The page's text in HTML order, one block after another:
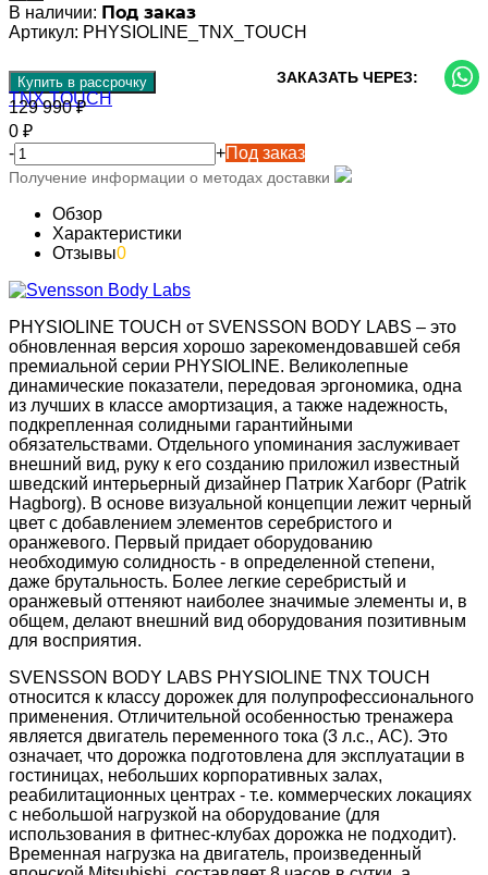
В наличии: Под заказ
Артикул: PHYSIOLINE_TNX_TOUCH
Купить в рассрочку ЗАКАЗАТЬ ЧЕРЕЗ:
129 990₽
0 ₽
-
+Под заказ
Получение информации о методах доставки
Обзор
Характеристики
Отзывы0
PHYSIOLINE TOUCH от SVENSSON BODY LABS – это
обновленная версия хорошо зарекомендовавшей себя
премиальной серии PHYSIOLINE. Великолепные
динамические показатели, передовая эргономика, одна
из лучших в классе амортизация, а также надежность,
подкрепленная солидными гарантийными
обязательствами. Отдельного упоминания заслуживает
внешний вид, руку к его созданию приложил известный
шведский интерьерный дизайнер Патрик Хагборг (Patrik
Hagborg). В основе визуальной концепции лежит черный
цвет с добавлением элементов серебристого и
оранжевого. Первый придает оборудованию
необходимую солидность - в определенной степени,
даже брутальность. Более легкие серебристый и
оранжевый оттеняют наиболее значимые элементы и, в
общем, делают внешний вид оборудования позитивным
для восприятия.
SVENSSON BODY LABS PHYSIOLINE TNX TOUCH
относится к классу дорожек для полупрофессионального
применения. Отличительной особенностью тренажера
является двигатель переменного тока (3 л.с., AC). Это
означает, что дорожка подготовлена для эксплуатации в
гостиницах, небольших корпоративных залах,
реабилитационных центрах - т.е. коммерческих локациях
с небольшой нагрузкой на оборудование (для
использования в фитнес-клубах дорожка не подходит).
Временная нагрузка на двигатель, произведенный